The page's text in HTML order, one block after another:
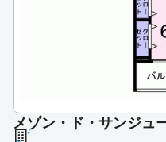
メゾン・ド・サンジュ